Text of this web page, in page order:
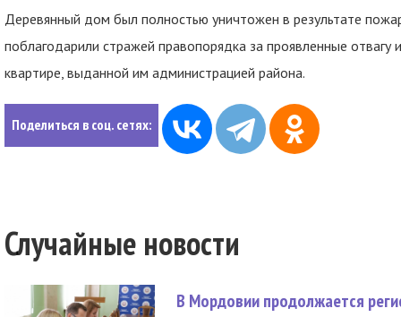
Деревянный дом был полностью уничтожен в результате
поблагодарили стражей правопорядка за проявленные
квартире, выданной им администрацией района.
Поделиться в соц. сетях:
Случайные новости
В Мордовии продолжается